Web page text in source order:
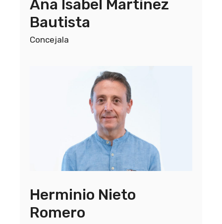
Ana Isabel Martínez
Bautista
Concejala
Herminio Nieto
Romero